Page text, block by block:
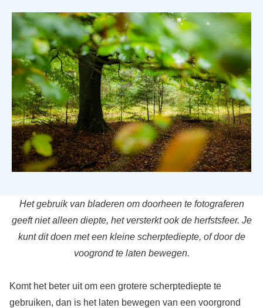
Het gebruik van bladeren om doorheen te fotograferen
geeft niet alleen diepte, het versterkt ook de herfstsfeer. Je
kunt dit doen met een kleine scherptediepte, of door de
voogrond te laten bewegen.
Komt het beter uit om een grotere scherptediepte te
gebruiken, dan is het laten bewegen van een voorgrond